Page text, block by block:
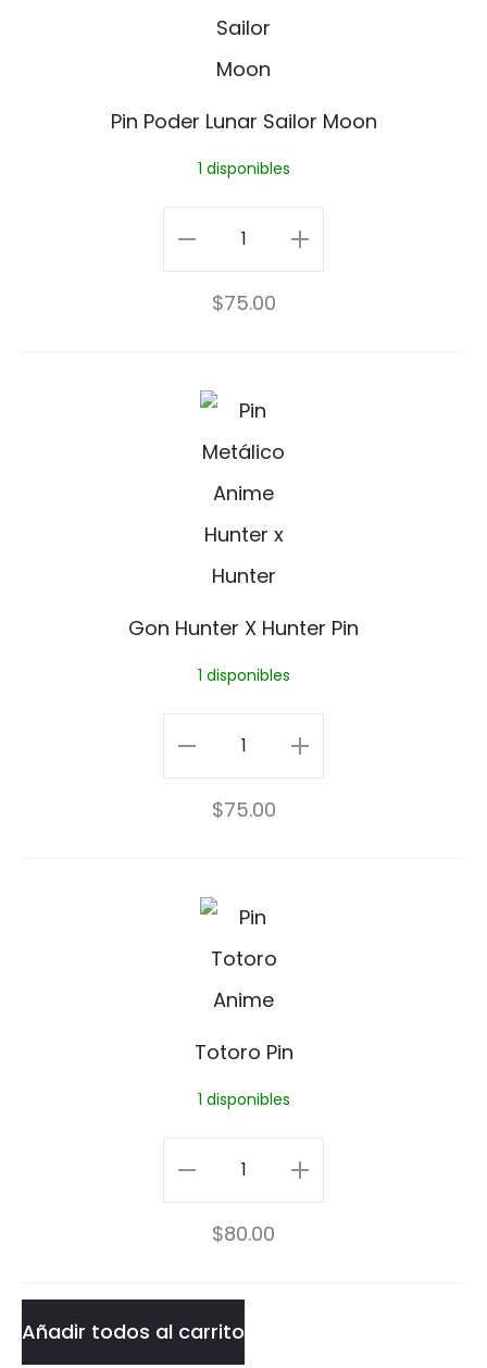
P
o
r
u
n
a
r
M
o
o
n
Pin Poder Lunar Sailor Moon
1 disponibles
Pin
Poder
Lunar
Sailor
Moon
cantidad
$75.00
G
o
n
H
u
e
X
H
u
P
i
n
Gon Hunter X Hunter Pin
1 disponibles
Gon
Hunter
Hunter
cantidad
$75.00
T
o
t
o
i
n
Totoro Pin
1 disponibles
Totoro
Pin
cantidad
$80.00
Añadir todos al carrito